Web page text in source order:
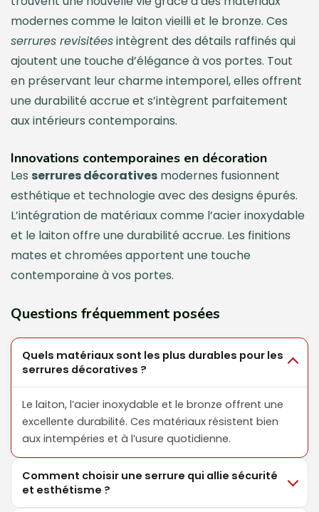
modernes comme le laiton vieilli et le bronze. Ces
serrures revisitéesintègrent des détails raffinés qui
ajoutent une touche d’élégance à vos portes. Tout
en préservant leur charme intemporel, elles offrent
une durabilité accrue et s’intègrent parfaitement
aux intérieurs contemporains.
Innovations contemporaines en décoration
Les serrures décoratives modernes fusionnent
esthétique et technologie avec des designs épurés.
L’intégration de matériaux comme l’acier inoxydable
et le laiton offre une durabilité accrue. Les finitions
mates et chromées apportent une touche
contemporaine à vos portes.
Questions fréquemment posées
Quels matériaux sont les plus durables pour les
serrures décoratives ?
Le laiton, l’acier inoxydable et le bronze offrent une
excellente durabilité. Ces matériaux résistent bien
aux intempéries et à l’usure quotidienne.
Comment choisir une serrure qui allie sécurité
et esthétisme ?